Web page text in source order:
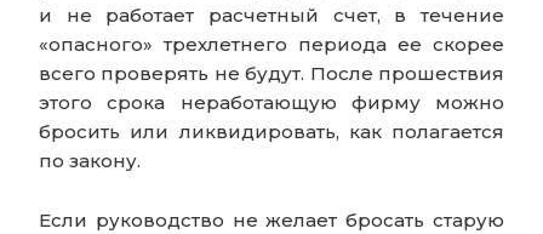
и не работает расчетный счет, в течение
«опасного» трехлетнего периода ее скорее
всего проверять не будут. После прошествия
этого срока неработающую фирму можно
бросить или ликвидировать, как полагается
по закону.
Если руководство не желает бросать старую